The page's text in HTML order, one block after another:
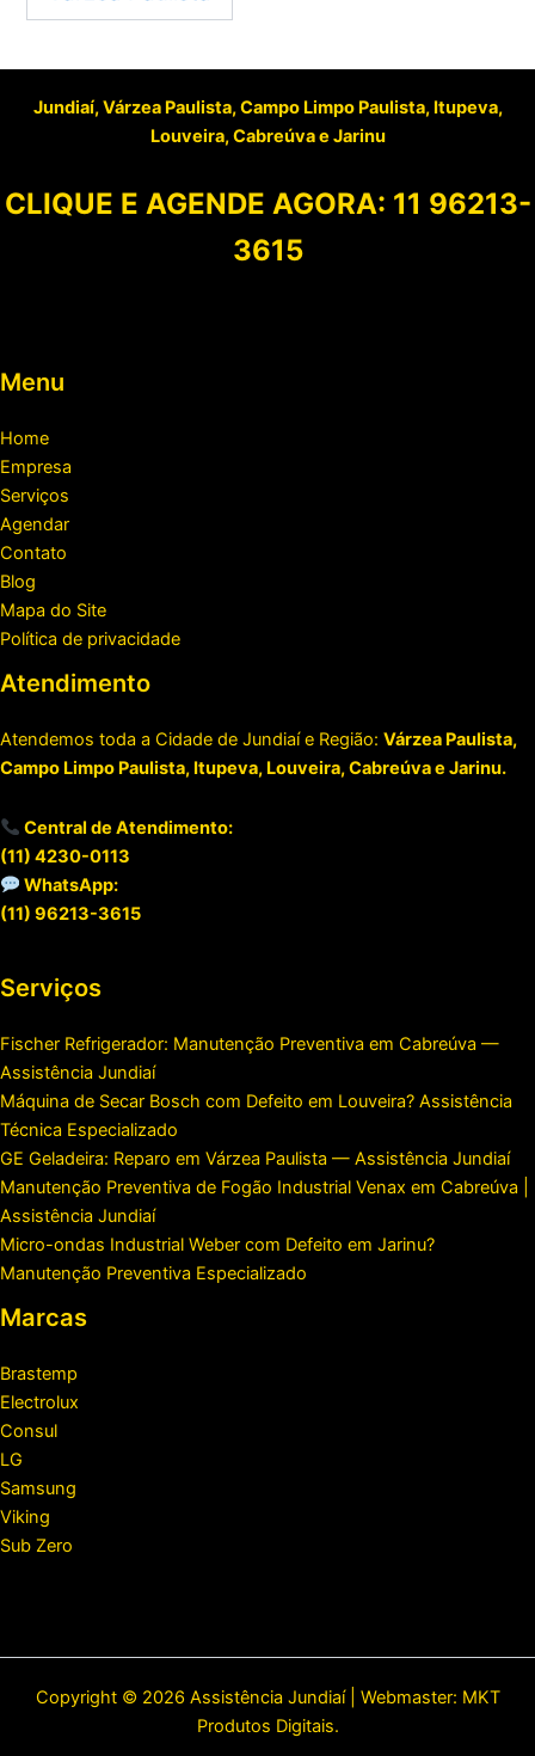
Jundiaí, Várzea Paulista, Campo Limpo Paulista, Itupeva,
Louveira, Cabreúva e Jarinu
CLIQUE E AGENDE AGORA: 11 96213-
3615
Menu
Home
Empresa
Serviços
Agendar
Contato
Blog
Mapa do Site
Política de privacidade
Atendimento
Atendemos toda a Cidade de Jundiaí e Região: Várzea Paulista,
Campo Limpo Paulista, Itupeva, Louveira, Cabreúva e Jarinu.
Central de Atendimento:
(11) 4230-0113
WhatsApp:
(11) 96213-3615
Serviços
Fischer Refrigerador: Manutenção Preventiva em Cabreúva —
Assistência Jundiaí
Máquina de Secar Bosch com Defeito em Louveira? Assistência
Técnica Especializado
GE Geladeira: Reparo em Várzea Paulista — Assistência Jundiaí
Manutenção Preventiva de Fogão Industrial Venax em Cabreúva |
Assistência Jundiaí
Micro-ondas Industrial Weber com Defeito em Jarinu?
Manutenção Preventiva Especializado
Marcas
Brastemp
Electrolux
Consul
LG
Samsung
Viking
Sub Zero
Copyright © 2026 Assistência Jundiaí | Webmaster: MKT
Produtos Digitais.